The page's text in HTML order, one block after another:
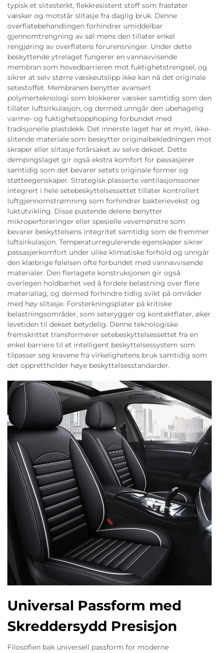
typisk et slitesterkt, flekkresistent stoff som frastøter
væsker og motstår slitasje fra daglig bruk. Denne
overflatebehandlingen forhindrer umiddelbar
gjennomtrengning av søl mens den tillater enkel
rengjøring av overflatens forurensninger. Under dette
beskyttende ytrelaget fungerer en vannavvisende
membran som hovedbarrieren mot fuktighetstrengsel, og
sikrer at selv større væskeutslipp ikke kan nå det originale
setestoffet. Membranen benytter avansert
polymerteknologi som blokkerer væsker samtidig som den
tillater luftsirkulasjon, og dermed unngår den ubehagelig
varme- og fuktighetsopphoping forbundet med
tradisjonelle plastdekk. Det innerste laget har et mykt, ikke-
slitende materiale som beskytter originalbekledningen mot
skraper eller slitasje forårsaket av selve dekset. Dette
dempingslaget gir også ekstra komfort for passasjerer
samtidig som det bevarer setets originale former og
støtteegenskaper. Strategisk plasserte ventilasjonssoner
integrert i hele setebeskyttelsessettet tillater kontrollert
luftgjennomstrømning som forhindrer bakterievekst og
luktutvikling. Disse pustende delene benytter
mikroperforeringer eller spesielle vevemønstre som
bevarer beskyttelsens integritet samtidig som de fremmer
luftsirkulasjon. Temperaturregulerende egenskaper sikrer
passasjerkomfort under ulike klimatiske forhold og unngår
den klæbrige følelsen ofte forbundet med vannavvisende
materialer. Den flerlagete konstruksjonen gir også
overlegen holdbarhet ved å fordele belastning over flere
materiallag, og dermed forhindre tidlig svikt på områder
med høy slitasje. Forsterkningsplater på kritiske
belastningsområder, som seterygger og kontaktflater, øker
levetiden til dekset betydelig. Denne teknologiske
fremskrittet transformerer setebeskyttelsessettet fra en
enkel barriere til et intelligent beskyttelsessystem som
tilpasser seg kravene fra virkelighetens bruk samtidig som
det opprettholder høye beskyttelsesstandarder.
Universal Passform med
Skreddersydd Presisjon
Filosofien bak universell passform for moderne